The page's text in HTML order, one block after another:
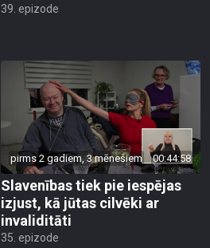
39. epizode
pirms 2 gadiem, 3 mēnešiem 00:44:58
Slavenības tiek pie iespējas
izjust, kā jūtas cilvēki ar
invaliditāti
35. epizode